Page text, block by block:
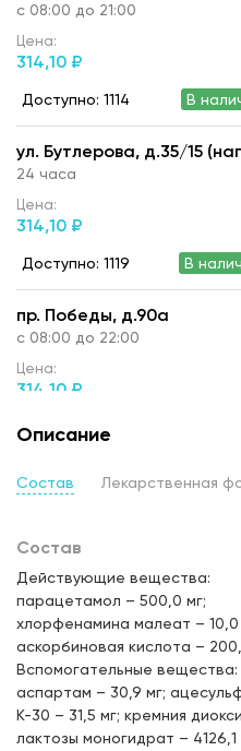
с 08:00 до 21:00
Цена:
314,10 ₽
Доступно: 1114 В
ул. Бутлерова, д.35/15
24 часа
Цена:
314,10 ₽
Доступно: 1119 В
пр. Победы, д.90а
с 08:00 до 22:00
Цена:
314, 10 ₽
Доступно: 1114
ул. Ю. Фучика, д.90 (ТЦ
314,10 ₽
Доступно: 1113
ул. Горького, д.17
24 часа
Цена:
359,10 ₽
Описание
Состав Лекарственная
Состав
Действующие вещества:
парацетамол – 500,0 мг;
хлорфенамина малеат – 10,0
аскорбиновая кислота –
Вспомогательные вещества:
аспартам – 30,9 мг;
К-30 – 31,5 мг; кремния
лактозы моногидрат –